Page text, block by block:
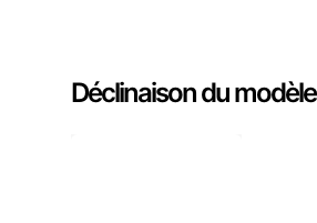
Déclinaison du modèle